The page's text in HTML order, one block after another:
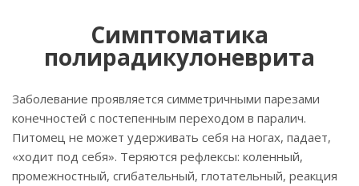
Симптоматика
полирадикулоневрита
Заболевание проявляется симметричными парезами
конечностей с постепенным переходом в паралич.
Питомец не может удерживать себя на ногах, падает,
«ходит под себя». Теряются рефлексы: коленный,
промежностный, сгибательный, глотательный, реакция